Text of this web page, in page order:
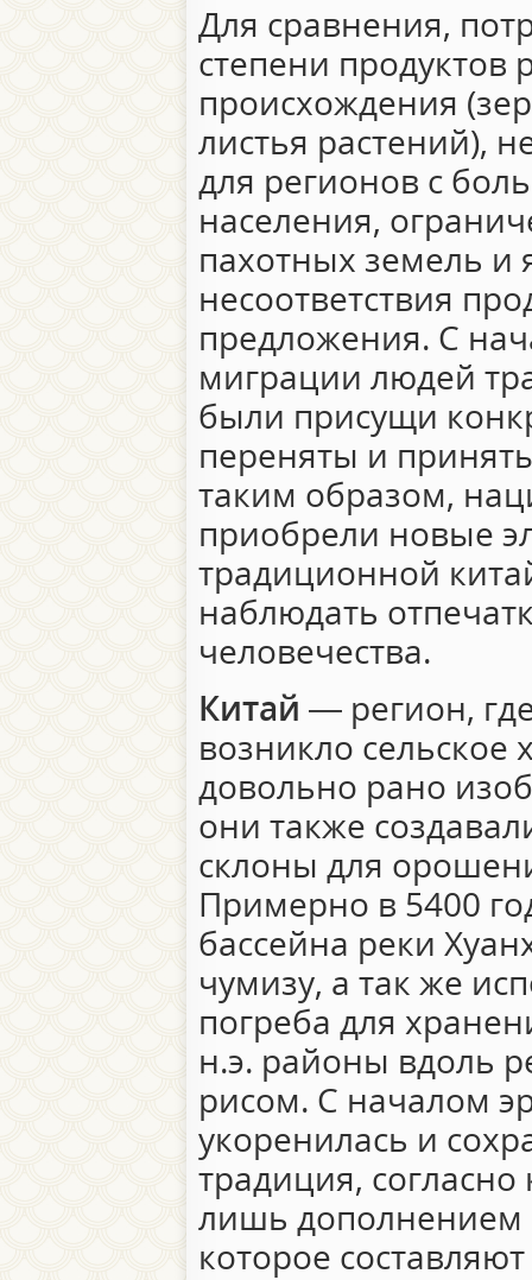
Для сравнения,
степени продуктов
происхождения
листья растений),
для регионов с
населения,
пахотных земель и
несоответствия
предложения. С
миграции людей
были присущи
переняты и
таким образом,
приобрели новые
традиционной
наблюдать
человечества.
Китай ― регион,
возникло сельское
довольно рано
они также
склоны для
Примерно в 5400
бассейна реки
чумизу, а так же
погреба для
н.э. районы вдоль
рисом. С началом
укоренилась и
традиция,
лишь дополнением
которое